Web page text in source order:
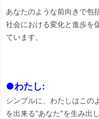
あなたのような前向きで包
社会における変化と進歩を
ています。
●わたし:
シンプルに、わたしはこの
を出来る”あなた”を生み出